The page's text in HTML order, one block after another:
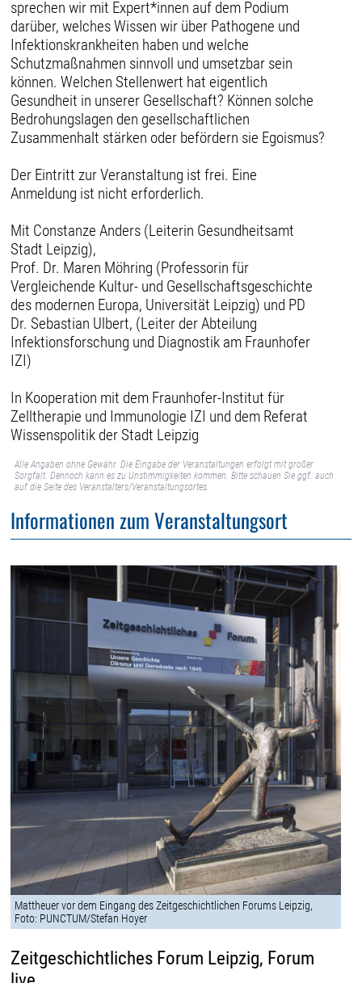
sprechen wir mit Expert*innen auf dem Podium
darüber, welches Wissen wir über Pathogene und
Infektionskrankheiten haben und welche
Schutzmaßnahmen sinnvoll und umsetzbar sein
können. Welchen Stellenwert hat eigentlich
Gesundheit in unserer Gesellschaft? Können solche
Bedrohungslagen den gesellschaftlichen
Zusammenhalt stärken oder befördern sie Egoismus?
Der Eintritt zur Veranstaltung ist frei. Eine
Anmeldung ist nicht erforderlich.
Mit Constanze Anders (Leiterin Gesundheitsamt
Stadt Leipzig),
Prof. Dr. Maren Möhring (Professorin für
Vergleichende Kultur- und Gesellschaftsgeschichte
des modernen Europa, Universität Leipzig) und PD
Dr. Sebastian Ulbert, (Leiter der Abteilung
Infektionsforschung und Diagnostik am Fraunhofer
IZI)
In Kooperation mit dem Fraunhofer-Institut für
Zelltherapie und Immunologie IZI und dem Referat
Wissenspolitik der Stadt Leipzig
Alle Angaben ohne Gewähr. Die Eingabe der Veranstaltungen erfolgt mit großer
Sorgfalt. Dennoch kann es zu Unstimmigkeiten kommen. Bitte schauen Sie ggf. auch
auf die Seite des Veranstalters/Veranstaltungsortes.
Informationen zum Veranstaltungsort
Mattheuer vor dem Eingang des Zeitgeschichtlichen Forums Leipzig,
Foto: PUNCTUM/Stefan Hoyer
Zeitgeschichtliches Forum Leipzig, Forum